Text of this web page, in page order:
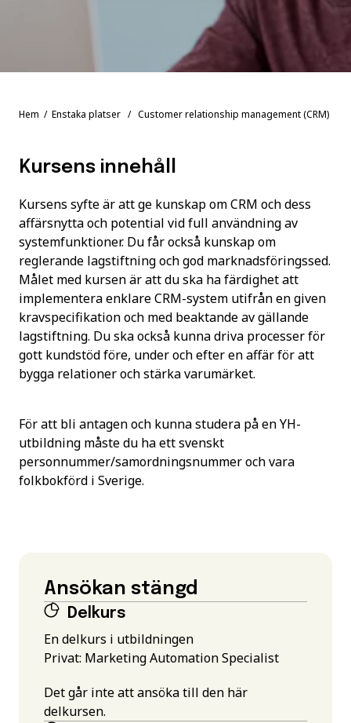
Hem / Enstaka platser / Customer relationship management (CRM)
Kursens innehåll
Kursens syfte är att ge kunskap om CRM och dess
affärsnytta och potential vid full användning av
systemfunktioner. Du får också kunskap om
reglerande lagstiftning och god marknadsföringssed.
Målet med kursen är att du ska ha färdighet att
implementera enklare CRM-system utifrån en given
kravspecifikation och med beaktande av gällande
lagstiftning. Du ska också kunna driva processer för
gott kundstöd före, under och efter en affär för att
bygga relationer och stärka varumärket.
För att bli antagen och kunna studera på en YH-
utbildning måste du ha ett svenskt
personnummer/samordningsnummer och vara
folkbokförd i Sverige.
Ansökan stängd
Delkurs
En delkurs i utbildningen
Privat: Marketing Automation Specialist
Det går inte att ansöka till den här
delkursen.